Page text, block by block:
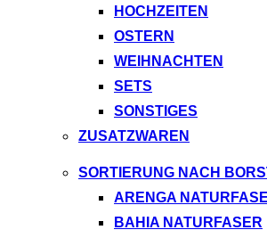
HOCHZEITEN
OSTERN
WEIHNACHTEN
SETS
SONSTIGES
ZUSATZWAREN
SORTIERUNG NACH
ARENGA
BAHIA NATURFASER